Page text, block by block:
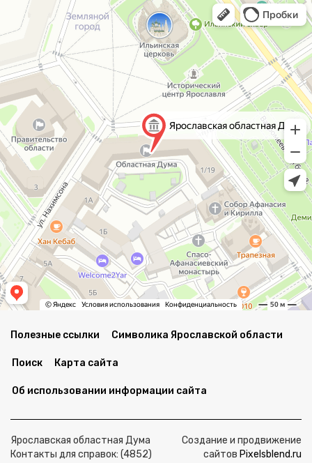
Полезные ссылки Символика Ярославской области
Поиск Карта сайта
Об использовании информации сайта
Ярославская областная Дума
Контакты для справок: (4852)
Создание и продвижение
сайтов Pixelsblend.ru